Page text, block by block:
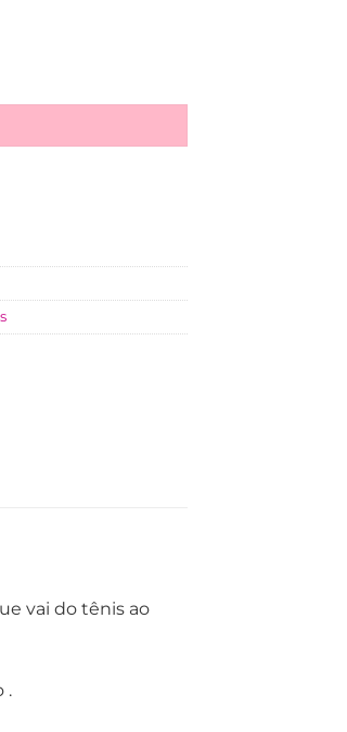
vai do tênis ao
.